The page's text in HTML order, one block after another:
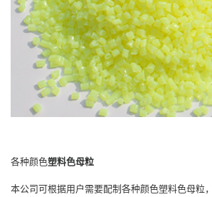
各种颜色塑料色母粒
本公司可根据用户需要配制各种颜色塑料色母粒